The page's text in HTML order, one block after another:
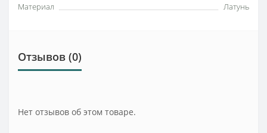
Материал
Латунь
Отзывов (0)
Нет отзывов об этом товаре.